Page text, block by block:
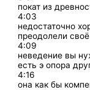
покат из
4:03
недостаточно
преодолели своё
4:09
неведение вы
есть э опора
4:16
она как бы